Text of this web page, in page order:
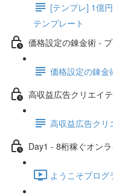
[テンプレ] 1億
テンプレート
価格設定の錬金術 -
価格設定の錬金
高収益広告クリエイ
高収益広告クリ
Day1 - 8桁稼ぐオン
ようこそプロ